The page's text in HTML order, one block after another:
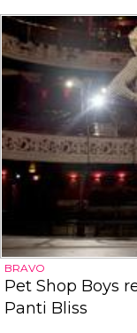
BRAVO
Pet Shop Boys
Panti Bliss